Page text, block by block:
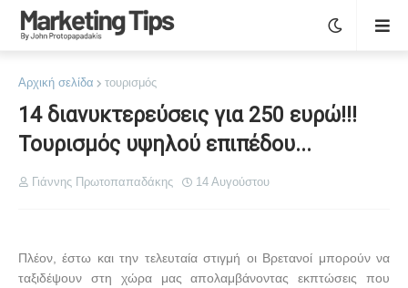
Αρχική σελίδα τουρισμός
14 διανυκτερεύσεις για 250 ευρώ!!!
Τουρισμός υψηλού επιπέδου...
Γιάννης Πρωτοπαπαδάκης 14 Αυγούστου
Πλέον, έστω και την τελευταία στιγμή οι Βρετανοί μπορούν να
ταξιδέψουν στη χώρα μας απολαμβάνοντας εκπτώσεις που